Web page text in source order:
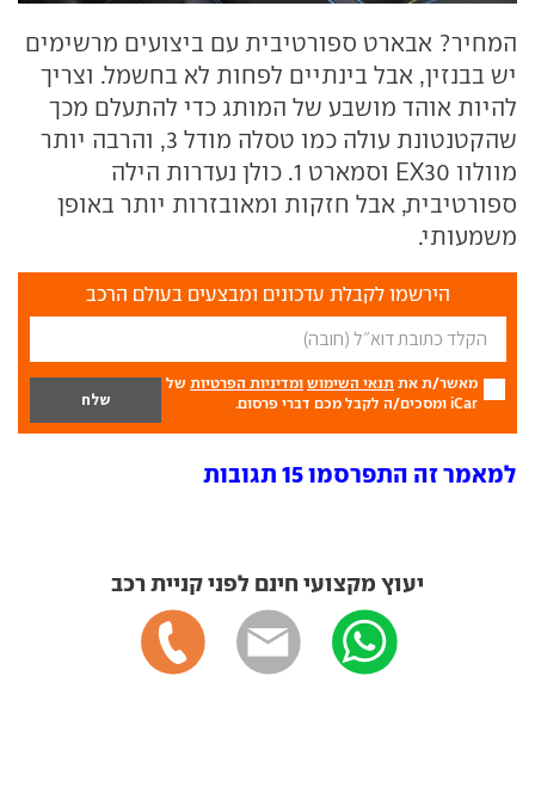
המחיר? אבארט ספורטיבית עם ביצועים מרשימים
יש בבנזין, אבל בינתיים לפחות לא בחשמל. וצריך
להיות אוהד מושבע של המותג כדי להתעלם מכך
שהקטנטונת עולה כמו טסלה מודל 3, והרבה יותר
מוולוו EX30 וסמארט 1. כולן נעדרות הילה
ספורטיבית, אבל חזקות ומאובזרות יותר באופן
משמעותי.
הירשמו לקבלת עדכונים ומבצעים בעולם הרכב
מאשר/ת את תנאי השימוש ומדיניות הפרטיות של
iCar ומסכים/ה לקבל מכם דברי פרסום.
למאמר זה התפרסמו 15 תגובות
יעוץ מקצועי חינם לפני קניית רכב